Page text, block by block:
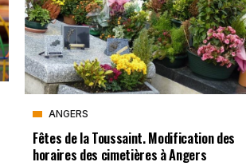
ANGERS
Fêtes de la Toussaint. Modification des
horaires des cimetières à Angers